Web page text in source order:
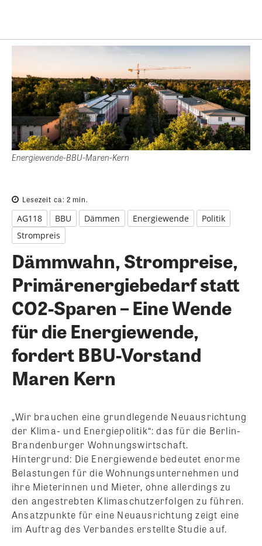
Energiewende-BBU-Maren-Kern
Lesezeit ca: 2 min.
AG118 BBU Dämmen Energiewende
Politik
Strompreis
Dämmwahn, Strompreise,
Primärenergiebedarf statt
CO2-Sparen – Eine Wende
für die Energiewende,
fordert BBU-Vorstand
Maren Kern
„Wir brauchen eine grundlegende Neuausrichtung
der Klima- und Energiepolitik“: das für die Berlin-
Brandenburger Wohnungswirtschaft.
Hintergrund: Die Energiewende bedeutet enorme
Belastungen für die Wohnungsunternehmen und
ihre Mieterinnen und Mieter, ohne allerdings zu
den angestrebten Klimaschutzerfolgen zu führen.
Ansatzpunkte für eine Neuausrichtung zeigt eine
im Auftrag des Verbandes erstellte Studie auf.